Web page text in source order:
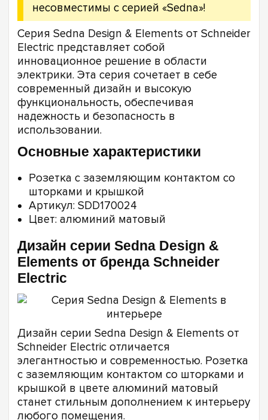
несовместимы с серией «Sedna»!
Серия Sedna Design & Elements от Schneider
Electric представляет собой
инновационное решение в области
электрики. Эта серия сочетает в себе
современный дизайн и высокую
функциональность, обеспечивая
надежность и безопасность в
использовании.
Основные характеристики
Розетка с заземляющим контактом со
шторками и крышкой
Артикул: SDD170024
Цвет: алюминий матовый
Дизайн серии Sedna Design &
Elements от бренда Schneider
Electric
Дизайн серии Sedna Design & Elements от
Schneider Electric отличается
элегантностью и современностью. Розетка
с заземляющим контактом со шторками и
крышкой в цвете алюминий матовый
станет стильным дополнением к интерьеру
любого помещения.